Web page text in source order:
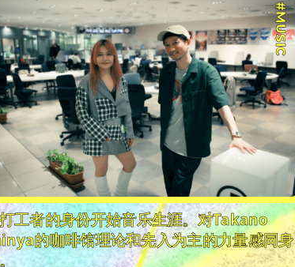
#MUSIC
工者的身份开始音乐生涯。对Takano
的咖啡馆理论和先入为主的力量感同身